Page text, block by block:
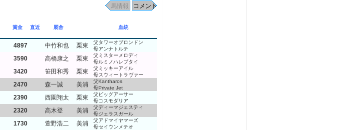
賞金 直近 厩舎 血統
4897 中竹和也 栗東
父タワーオブロンドン
母アンナトルテ
3590 高橋康之 栗東
父ミスターメロディ
母ルミノハレブタイ
3420 笹田和秀 栗東
父ミッキーアイル
母スウィートラヴァー
2470 森一誠 美浦
父Kantharos
母Private Jet
2390 西園翔太 栗東
父ビッグアーサー
母コスモダリア
2320 高木登 美浦
父ディーマジェスティ
母ジェラスガール
1730 萱野浩二 美浦
父アドマイヤマーズ
母セイウンメテオ